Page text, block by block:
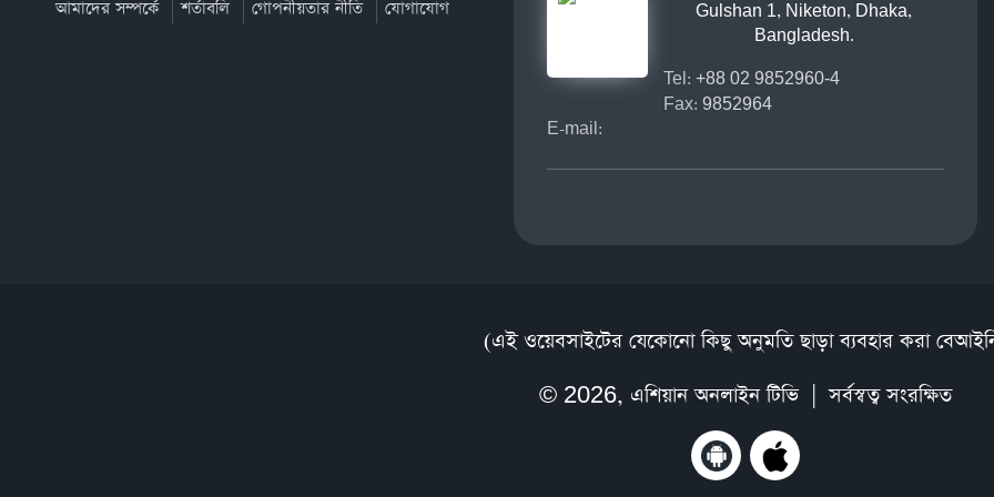
আমাদের সম্পর্কে শর্তাবলি গোপনীয়তার নীতি যোগাযোগ
Gulshan 1, Niketon, Dhaka,
Bangladesh.
Tel: +88 02 9852960-4
Fax: 9852964
E-mail:
(এই ওয়েবসাইটের যেকোনো কিছু অনুমতি ছাড়া ব্যবহার করা
© 2026, এশিয়ান অনলাইন টিভি| সর্বস্বত্ব সংরক্ষিত